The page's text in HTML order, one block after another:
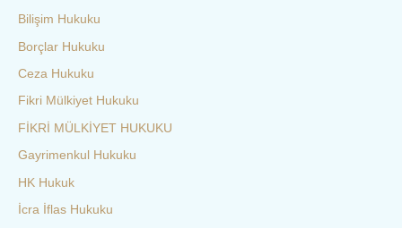
Bilişim Hukuku
Borçlar Hukuku
Ceza Hukuku
Fikri Mülkiyet Hukuku
FİKRİ MÜLKİYET HUKUKU
Gayrimenkul Hukuku
HK Hukuk
İcra İflas Hukuku